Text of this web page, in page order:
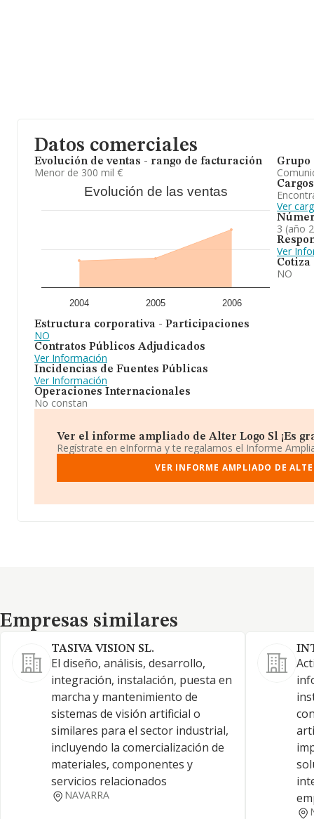
Datos comerciales
Evolución de ventas - rango de facturación
Menor de 300 mil €
Evolución de las ventas
2004 2005 2006
Estructura corporativa - Participaciones
NO
Contratos Públicos Adjudicados
Ver Información
Incidencias de Fuentes Públicas
Ver Información
Operaciones Internacionales
No constan
Grupo
Cargos
Ver
3 (año
Ver
Cotiza
NO
Ver el informe ampliado de Alter Logo Sl ¡Es
Regístrate en eInforma y te regalamos el Informe
VER INFORME AMPLIADO DE
Empresas similares
Empresas similares
TASIVA VISION SL.
El diseño, análisis, desarrollo,
integración, instalación, puesta en
marcha y mantenimiento de
sistemas de visión artificial o
similares para el sector industrial,
incluyendo la comercialización de
materiales, componentes y
servicios relacionados
NAVARRA